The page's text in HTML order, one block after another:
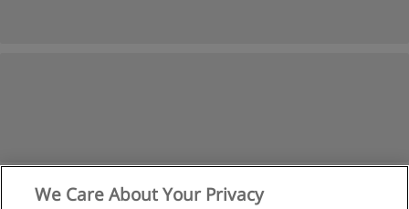
We Care About Your Privacy